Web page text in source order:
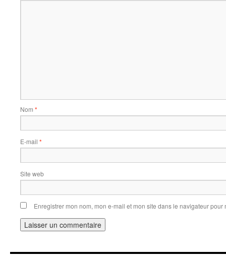
Nom *
E-mail *
Site web
Enregistrer mon nom, mon e-mail et mon site dans le navigateur